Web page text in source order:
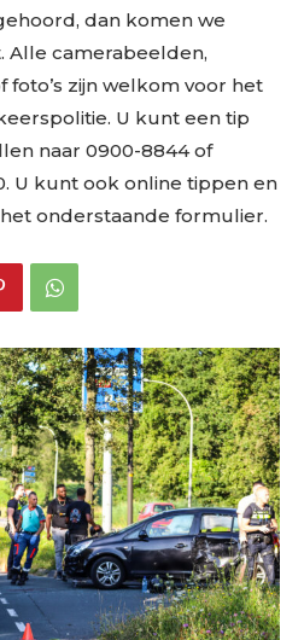
dan komen we
Alle camerabeelden,
zijn welkom voor het
U kunt een tip
naar 0900-8844 of
U kunt ook online tippen en
onderstaande formulier.